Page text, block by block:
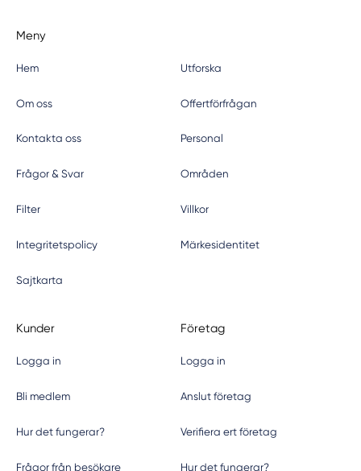
Meny
Hem Utforska
Om oss Offertförfrågan
Kontakta oss Personal
Frågor & Svar Områden
Filter Villkor
Integritetspolicy Märkesidentitet
Sajtkarta
Kunder
Logga in
Bli medlem
Hur det fungerar?
Frågor från besökare
Företag
Logga in
Anslut företag
Verifiera ert företag
Hur det fungerar?